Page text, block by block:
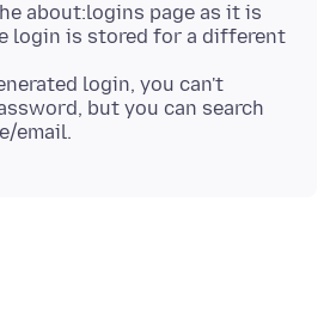
about:logins page as it is
login is stored for a different
login, you can't
but you can search